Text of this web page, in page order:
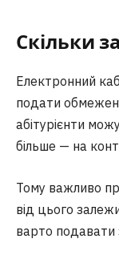
Скільки
Електронний
подати
абітурієнти
більше — на
Тому важливо
від цього
варто подавати